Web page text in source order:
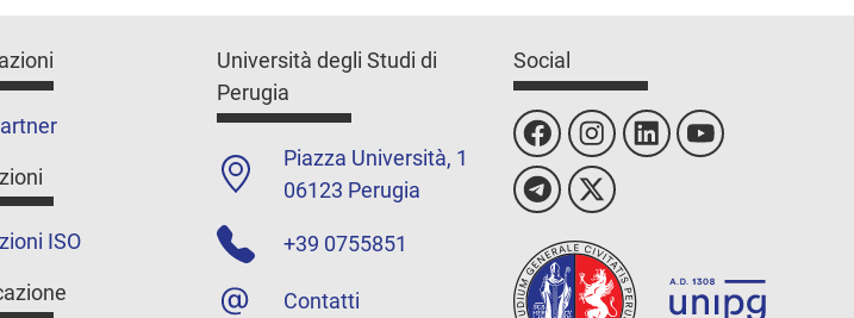
ISO
Università degli Studi di
Perugia
Piazza Università, 1
06123 Perugia
+39 0755851
Contatti
Social